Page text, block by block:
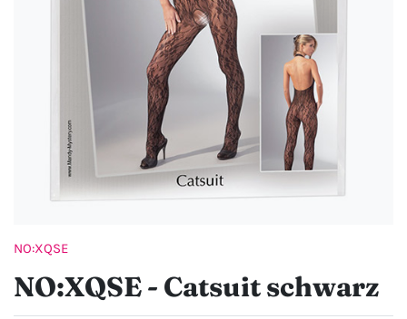
NO:XQSE
NO:XQSE - Catsuit schwarz